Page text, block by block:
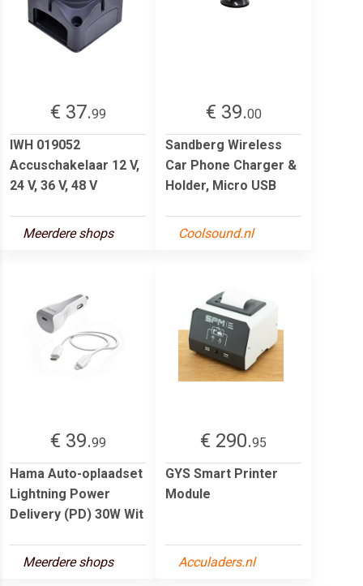
€ 37.99
IWH 019052
Accuschakelaar 12 V,
24 V, 36 V, 48 V
Meerdere shops
€ 39.00
Sandberg Wireless
Car Phone Charger &
Holder, Micro USB
Coolsound.nl
€ 39.99
Hama Auto-oplaadset
Lightning Power
Delivery (PD) 30W Wit
Meerdere shops
€ 290.95
GYS Smart Printer
Module
Acculaders.nl